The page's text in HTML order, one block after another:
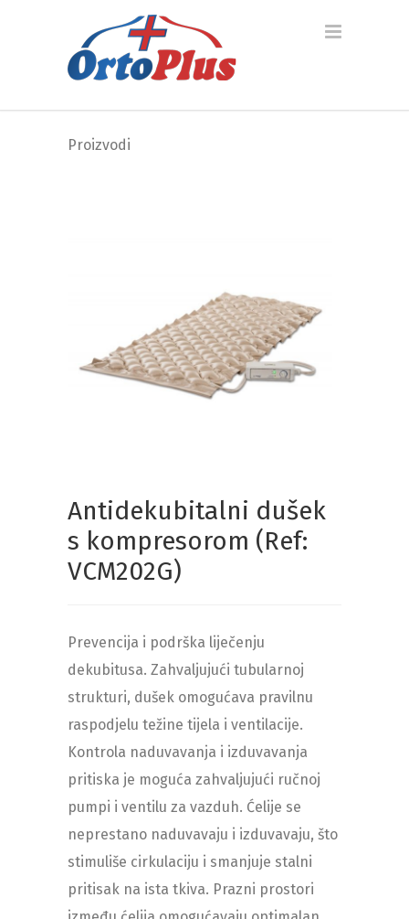
Proizvodi
Antidekubitalni dušek
s kompresorom (Ref:
VCM202G)
Prevencija i podrška liječenju
dekubitusa. Zahvaljujući tubularnoj
strukturi, dušek omogućava pravilnu
raspodjelu težine tijela i ventilacije.
Kontrola naduvavanja i izduvavanja
pritiska je moguća zahvaljujući ručnoj
pumpi i ventilu za vazduh. Ćelije se
neprestano naduvavaju i izduvavaju, što
stimuliše cirkulaciju i smanjuje stalni
pritisak na ista tkiva. Prazni prostori